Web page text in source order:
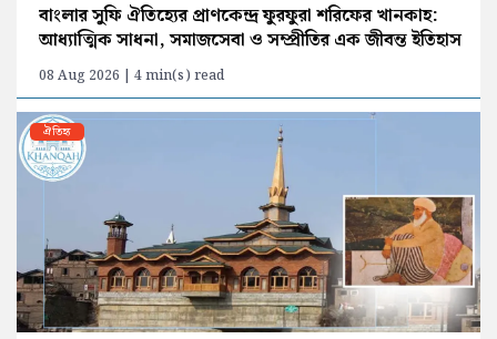
বাংলার সুফি ঐতিহ্যের প্রাণকেন্দ্র ফুরফুরা শরিফের খানকাহ:
আধ্যাত্মিক সাধনা, সমাজসেবা ও সম্প্রীতির এক জীবন্ত ইতিহাস
08 Aug 2026 | 4 min(s) read
ঐতিহ্য